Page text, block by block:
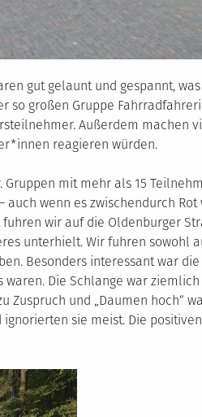
gut gelaunt und gespannt,
großen Gruppe
Außerdem machen
reagieren würden.
mit mehr als 15
wenn es zwischendurch
wir auf die Oldenburger
unterhielt. Wir fuhren sowohl
Besonders interessant war
Die Schlange war
und „Daumen hoch“
sie meist. Die